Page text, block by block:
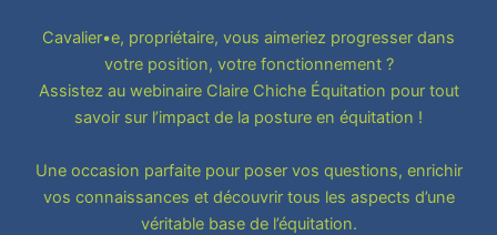
Cavalier•e, propriétaire, vous aimeriez progresser dans
votre position, votre fonctionnement ?
Assistez au webinaire Claire Chiche Équitation pour tout
savoir sur l’impact de la posture en équitation !
Une occasion parfaite pour poser vos questions, enrichir
vos connaissances et découvrir tous les aspects d’une
véritable base de l’équitation.